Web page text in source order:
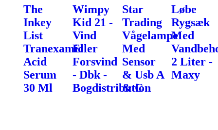
The
Inkey
List
Tranexamic
Acid
Serum
30 Ml
Wimpy
Kid 21 -
Vind
Eller
Forsvind
- Dbk -
Bogdistribution
Star
Trading
Vågelampe
Med
Sensor
& Usb A
& C
Løbe
Rygsæk
Med
2 Liter -
Maxy